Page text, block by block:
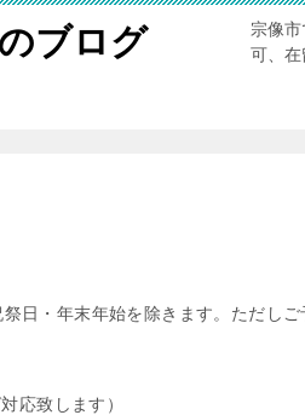
ブログ
宗像
可、在
・年末年始を除きます。ただしご
応致します）